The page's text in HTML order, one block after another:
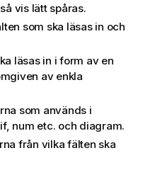
vis lätt spåras.
som ska läsas in och
läsas in i form av en
av enkla
som används i
if, num etc. och diagram.
från vilka fälten ska